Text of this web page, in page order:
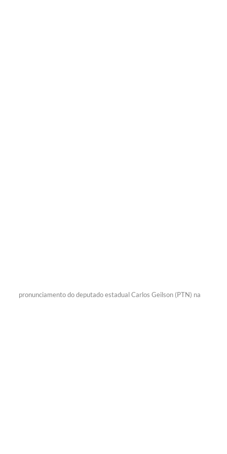
pronunciamento do deputado estadual Carlos Geilson (PTN) na